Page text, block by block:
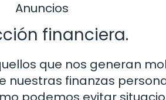
Anuncios
financiera.
que nos generan
finanzas